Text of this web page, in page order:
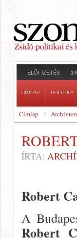
ELŐFIZETÉS
CÍMLAP POLITIKA
Címlap Archívum
ÍRTA:
Robert
A
Robert